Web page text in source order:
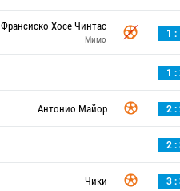
Франсиско Хосе Чинтас
Мимо
1 :
1 :
Антонио Майор 2 :
2 :
Чики 3 :